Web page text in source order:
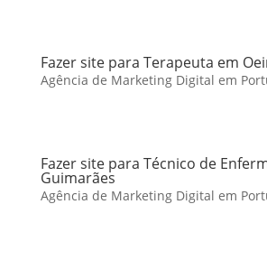
Fazer site para Terapeuta em
Agência de Marketing Digital em
Fazer site para Técnico de
Guimarães
Agência de Marketing Digital em